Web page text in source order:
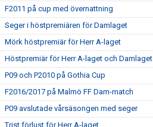
F2011 på cup med övernattning
Seger i höstpremiären för Damlaget
Mörk höstpremiär för Herr A-laget
Höstpremiär för Herr A-laget och Damlaget
P09 och P2010 på Gothia Cup
F2016/2017 på Malmö FF Dam-match
P09 avslutade vårsäsongen med seger
Trist förlust för Herr A-laget